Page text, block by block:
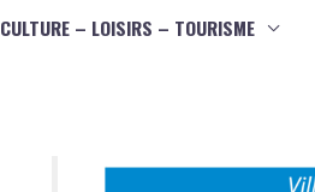
CULTURE – LOISIRS – TOURISME